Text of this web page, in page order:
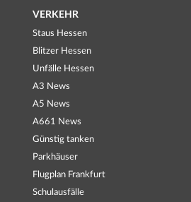
VERKEHR
Staus Hessen
Blitzer Hessen
Unfälle Hessen
A3 News
A5 News
A661 News
Günstig tanken
Parkhäuser
Flugplan Frankfurt
Schulausfälle